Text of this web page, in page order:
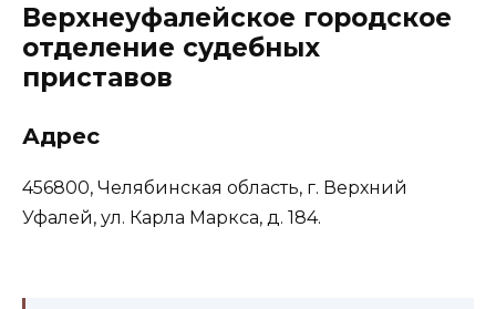
Верхнеуфалейское городское
отделение судебных
приставов
Адрес
456800, Челябинская область, г. Верхний
Уфалей, ул. Карла Маркса, д. 184.